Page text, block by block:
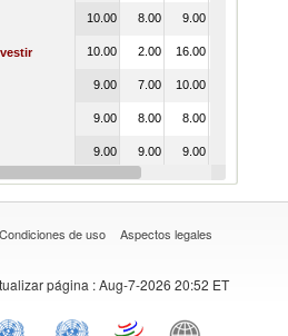
10.00 8.00 9.00
10.00 2.00 16.00
9.00 7.00 10.00
9.00 8.00 8.00
9.00 9.00 9.00
9.00 7.00 11.00 10.00
Condiciones de uso Aspectos legales
página : Aug-7-2026 20:52 ET